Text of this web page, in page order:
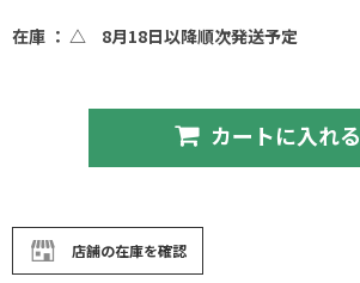
在庫 ： △ 8月18日以降順次発送予定
カートに入れる
店舗の在庫を確認